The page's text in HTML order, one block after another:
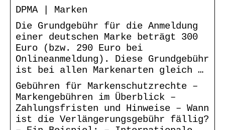
DPMA | Marken
Die Grundgebühr für die Anmeldung
einer deutschen Marke beträgt 300
Euro (bzw. 290 Euro bei
Onlineanmeldung). Diese Grundgebühr
ist bei allen Markenarten gleich …
Gebühren für Markenschutzrechte –
Markengebühren im Überblick –
Zahlungsfristen und Hinweise – Wann
ist die Verlängerungsgebühr fällig?